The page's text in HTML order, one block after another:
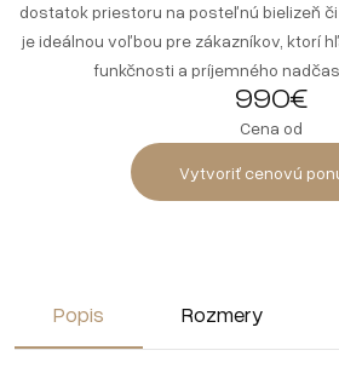
dostatok priestoru na posteľnú bielizeň
je ideálnou voľbou pre zákazníkov, ktorí
funkčnosti a príjemného
990€
Cena od
Vytvoriť cenovú
Popis Rozmery